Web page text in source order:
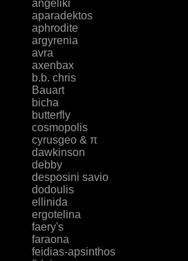
angeliki
aparadektos
aphrodite
argyrenia
avra
axenbax
b.b. chris
Bauart
bicha
butterfly
cosmopolis
cyrusgeo & π
dawkinson
debby
desposini savio
dodoulis
ellinida
ergotelina
faery's
faraona
feidias-apsinthos